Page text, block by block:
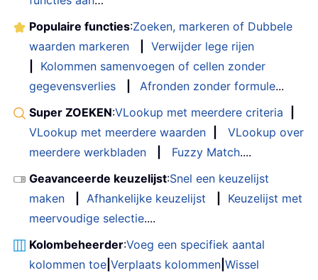
Populaire functies:Zoeken, markeren of Dubbele
waarden markeren
Verwijder lege rijen
Kolommen samenvoegen of cellen zonder
gegevensverlies
Afronden zonder formule...
Super ZOEKEN:VLookup met meerdere criteria
VLookup met meerdere waarden
VLookup over
meerdere werkbladen
Fuzzy Match....
Geavanceerde keuzelijst:Snel een keuzelijst
maken
Afhankelijke keuzelijst
Keuzelijst met
meervoudige selectie....
Kolombeheerder:Voeg een specifiek aantal
kolommen toe Verplaats kolommen Wissel